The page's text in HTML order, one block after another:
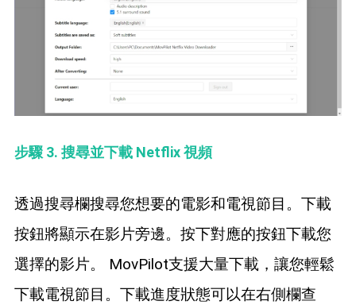
步驟 3. 搜尋並下載 Netflix 視頻
透過搜尋欄搜尋您想要的電影和電視節目。下載
按鈕將顯示在影片旁邊。按下對應的按鈕下載您
選擇的影片。 MovPilot支援大量下載，讓您輕鬆
下載電視節目。下載進度狀態可以在右側欄查